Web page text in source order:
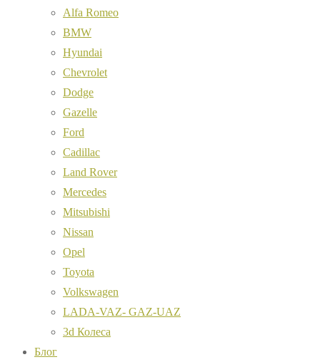
Alfa Romeo
BMW
Hyundai
Chevrolet
Dodge
Gazelle
Ford
Cadillac
Land Rover
Mercedes
Mitsubishi
Nissan
Opel
Toyota
Volkswagen
LADA-VAZ- GAZ-UAZ
3d Колеса
Блог